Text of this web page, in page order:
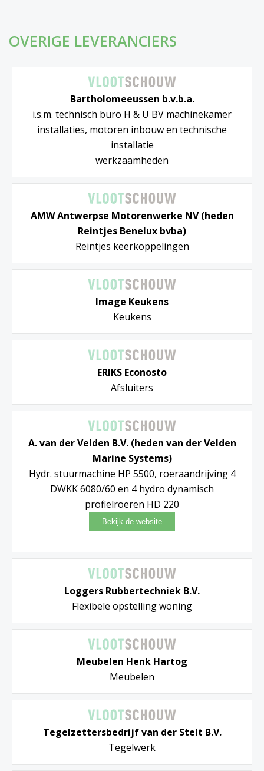
OVERIGE LEVERANCIERS
Bartholomeeussen b.v.b.a.
i.s.m. technisch buro H & U BV machinekamer
installaties, motoren inbouw en technische
installatie
werkzaamheden
AMW Antwerpse Motorenwerke NV (heden
Reintjes Benelux bvba)
Reintjes keerkoppelingen
Image Keukens
Keukens
ERIKS Econosto
Afsluiters
A. van der Velden B.V. (heden van der Velden
Marine Systems)
Hydr. stuurmachine HP 5500, roeraandrijving 4
DWKK 6080/60 en 4 hydro dynamisch
profielroeren HD 220
Loggers Rubbertechniek B.V.
Flexibele opstelling woning
Meubelen Henk Hartog
Meubelen
Tegelzettersbedrijf van der Stelt B.V.
Tegelwerk